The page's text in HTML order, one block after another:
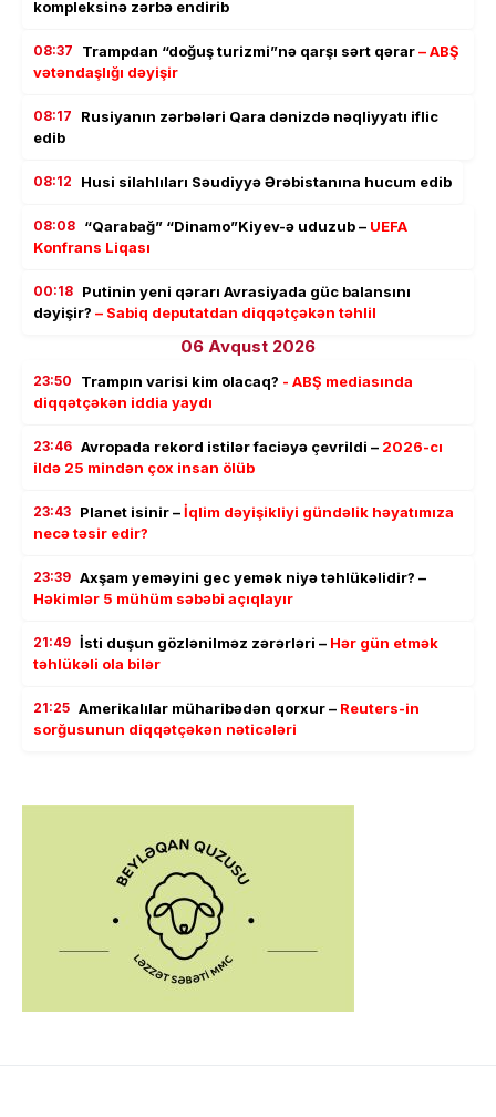
kompleksinə zərbə endirib
08:37 Trampdan “doğuş turizmi”nə qarşı sərt qərar– ABŞ
vətəndaşlığı dəyişir
08:17
Rusiyanın zərbələri Qara dənizdə nəqliyyatı iflic
edib
08:12 Husi silahlıları Səudiyyə Ərəbistanına hucum edib
08:08 “Qarabağ” “Dinamo”Kiyev-ə uduzub – UEFA
Konfrans Liqası
00:18 Putinin yeni qərarı Avrasiyada güc balansını
dəyişir? – Sabiq deputatdan diqqətçəkən təhlil
06 Avqust 2026
23:50 Trampın varisi kim olacaq? - ABŞ mediasında
diqqətçəkən iddia yaydı
23:46 Avropada rekord istilər faciəyə çevrildi – 2026-cı
ildə 25 mindən çox insan ölüb
23:43 Planet isinir –İqlim dəyişikliyi gündəlik həyatımıza
necə təsir edir?
23:39 Axşam yeməyini gec yemək niyə təhlükəlidir? –
Həkimlər 5 mühüm səbəbi açıqlayır
21:49 İsti duşun gözlənilməz zərərləri – Hər gün etmək
təhlükəli ola bilər
21:25 Amerikalılar müharibədən qorxur – Reuters-in
sorğusunun diqqətçəkən nəticələri